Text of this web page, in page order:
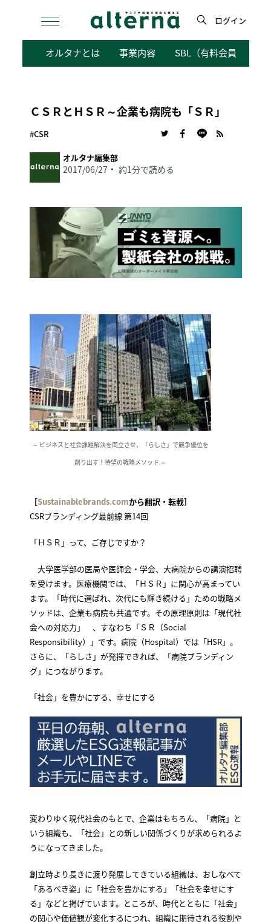
検
ログイン
オルタナとは 事業内容 SBL（有料会員向けサ
ＣＳＲとＨＳＲ～企業も病院も「ＳＲ」
#CSR
オルタナ編集部
2017/06/27 約1分で読める
～ ビジネスと社会課題解決を両立させ、「らしさ」で競争優位を
創り出す！待望の戦略メソッド ～
［Sustainablebrands.comから翻訳・転載］
CSRブランディング最前線 第14回
「ＨＳＲ」って、ご存じですか？
大学医学部の医局や医師会・学会、大病院からの講演招聘
を受けます。医療機関では、「ＨＳＲ」に関心が高まってい
ます。「時代に選ばれ、次代にも輝き続ける」ための戦略メ
ソッドは、企業も病院も共通です。その原理原則は「現代社
会への対応力」 、すなわち「ＳＲ（Social
Responsibility）」です。病院（Hospital）では「HSR」。
さらに、「らしさ」が発揮できれば、「病院ブランディン
グ」につながります。
「社会」を豊かにする、幸せにする
変わりゆく現代社会のもとで、企業はもちろん、「病院」と
いう組織も、「社会」との新しい関係づくりが求められるよ
うになってきました。
創立時より長きに渡り発展してきている組織は、おしなべて
「あるべき姿」に「社会を豊かにする」「社会を幸せにす
る」などと掲げています。ところが、時代とともに「社会」
の関心や価値観が変化するにつれ、組織に期待される役割や